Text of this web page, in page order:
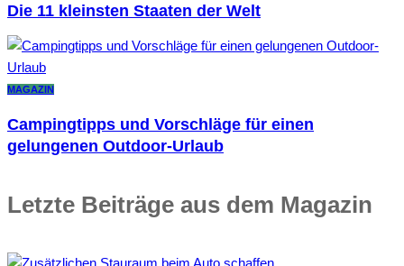
Die 11 kleinsten Staaten der Welt
MAGAZIN
Campingtipps und Vorschläge für einen
gelungenen Outdoor-Urlaub
Letzte Beiträge aus dem Magazin